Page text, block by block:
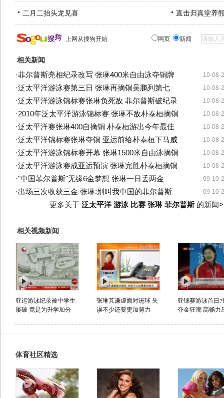
二月二抬头龙见喜 直击归真堂养
上网从搜狗开始 网页 新闻
相关新闻
10-08-
·菲尔普斯亮相纪录改写 张琳400米自由泳夺铜牌
10-08-
·泛太平洋游泳赛第三日 张琳再摘铜吴鹏列第七
10-08-
·泛太平洋游泳锦标赛张琳负死敌 菲尔普斯破纪录
10-08-
·2010年泛太平洋游泳锦标赛 张琳不敌朴泰桓摘铜
10-08-
·泛太平洋赛张琳400自摘铜 朴泰桓游出今年最佳
10-08-
·泛太平洋锦标赛张琳夺铜 亚运前给朴泰桓下马威
10-08-
·泛太平洋游泳锦标赛开幕 张琳1500米自由泳摘铜
10-08-
·泛太平洋游泳赛成亚运预演 张琳完胜朴泰桓摘铜
09-10-
·"中国菲尔普斯"无缘6金梦想 张琳一日丢两金
09-10-
·出场三次收获三金 张琳:别叫我中国的菲尔普斯
更多关于 泛太平洋 游泳 比赛 张琳 菲尔普斯的新闻
相关视频新闻
亚运游泳纪录被中学生
屡破 竟是为升学加分
张琳芃谦虚面对进球 失
误不少还要更加努力
亚锦赛游泳首日:
夺金狂潮 高畅力
体育社区精选